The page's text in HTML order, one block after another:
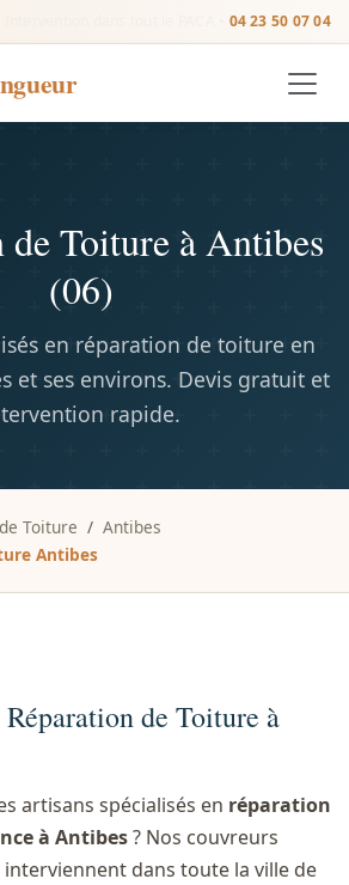
04 23 50 07 04
de Toiture à Antibes
(06)
en réparation de toiture en
et ses environs. Devis gratuit et
rapide.
Toiture
Antibes
Antibes
de Toiture à
artisans spécialisés en réparation
à Antibes? Nos couvreurs
dans toute la ville de